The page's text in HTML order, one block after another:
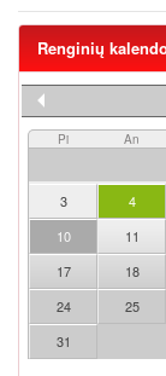
Renginių
Pi An
3
4
10
11
17
18
24
25
31